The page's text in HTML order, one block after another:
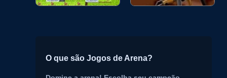
O que são Jogos de Arena?